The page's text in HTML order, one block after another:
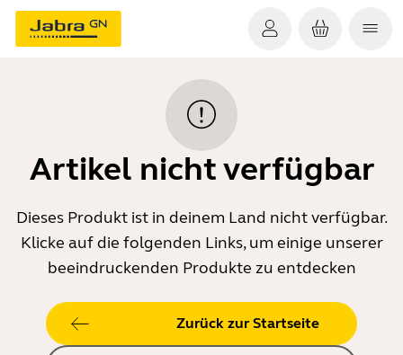
Artikel nicht verfügbar
Dieses Produkt ist in deinem Land nicht verfügbar.
Klicke auf die folgenden Links, um einige unserer
beeindruckenden Produkte zu entdecken
Zurück zur Startseite